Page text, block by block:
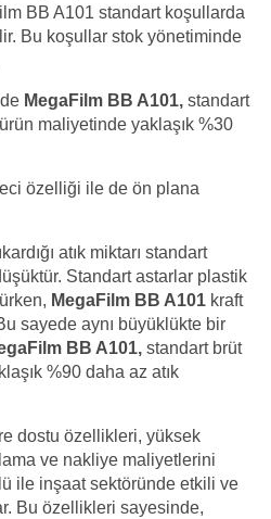
BB A101 standart koşullarda
Bu koşullar stok yönetiminde
MegaFilm BB A101, standart
maliyetinde yaklaşık %30
özelliği ile de ön plana
atık miktarı standart
Standart astarlar plastik
MegaFilm BB A101 kraft
sayede aynı büyüklükte bir
BB A101, standart brüt
%90 daha az atık
dostu özellikleri, yüksek
ve nakliye maliyetlerini
ile inşaat sektöründe etkili ve
Bu özellikleri sayesinde,